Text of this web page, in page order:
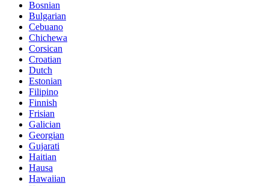
Bosnian
Bulgarian
Cebuano
Chichewa
Corsican
Croatian
Dutch
Estonian
Filipino
Finnish
Frisian
Galician
Georgian
Gujarati
Haitian
Hausa
Hawaiian